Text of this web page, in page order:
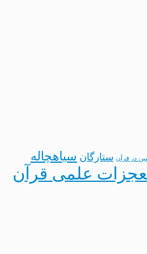
در قرآن ستارگان سیاهچاله
علمی قرآن